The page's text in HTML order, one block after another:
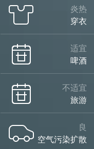
炎热
穿衣
适宜
啤酒
不适宜
旅游
良
空气污染扩散